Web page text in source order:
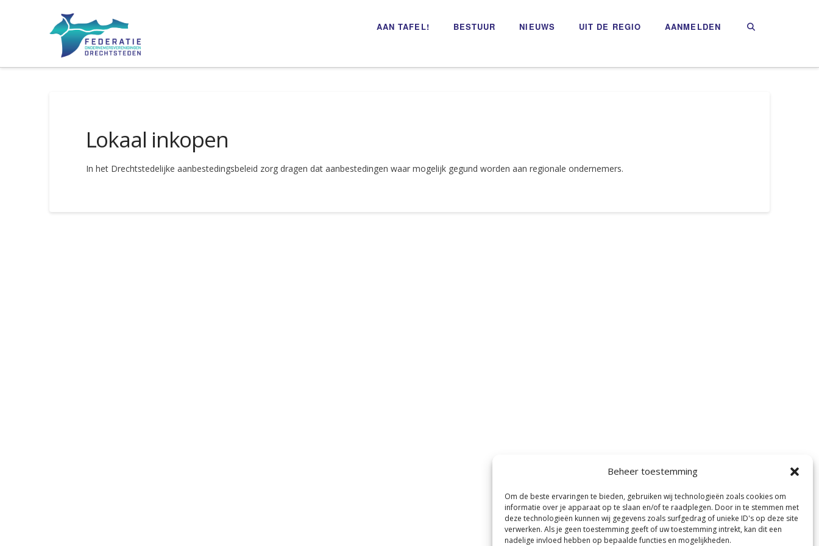
Beheer toestemming
Om de beste ervaringen te bieden, gebruiken wij technologieën zoals cookies om
informatie over je apparaat op te slaan en/of te raadplegen. Door in te stemmen met
deze technologieën kunnen wij gegevens zoals surfgedrag of unieke ID's op deze site
verwerken. Als je geen toestemming geeft of uw toestemming intrekt, kan dit een
nadelige invloed hebben op bepaalde functies en mogelijkheden.
AAN TAFEL! BESTUUR NIEUWS UIT DE REGIO AANMELDEN
Lokaal inkopen
In het Drechtstedelijke aanbestedingsbeleid zorg dragen dat aanbestedingen waar mogelijk gegund worden aan regionale ondernemers.